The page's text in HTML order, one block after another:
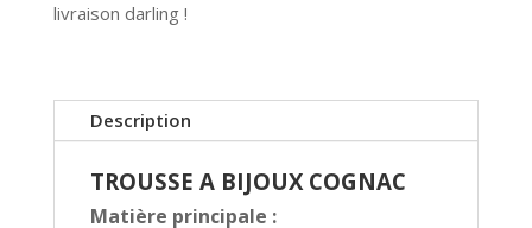
livraison darling !
Description
TROUSSE A BIJOUX COGNAC
Matière principale :